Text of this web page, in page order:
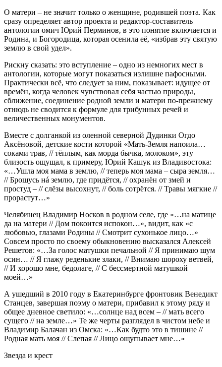
О матери – не значит только о женщине, родившей поэта. Как
сразу определяет автор проекта и редактор-составитель
антологии омич Юрий Перминов, в это понятие включается и
Родина, и Богородица, которая осенила её, «избрав эту святую
землю в свой удел».
Рискну сказать: это вступление – одно из немногих мест в
антологии, которые могут показаться излишне пафосными.
Практически всё, что следует за ним, показывает: идущее от
времён, когда человек чувствовал себя частью природы,
сближение, соединение родной земли и матери по-прежнему
отнюдь не сводится к формуле для трибунных речей и
величественных монументов.
Вместе с долганкой из оленной северной Дудинки Огдо
Аксёновой, детские кости которой «Мать-Земля напоила…
соками трав, // тёплым, как морда бычка, молоком», эту
близость ощущал, к примеру, Юрий Кашук из Владивостока:
«…Ушла моя мама в землю, // теперь моя мама – сыра земля…
// Брошусь нá землю, где придётся, // охранён от змей и
простуд – // слёзы высохнут, // боль сотрётся. // Травы мягкие //
прорастут…»
Челябинец Владимир Носков в родном селе, где «…на матице
да на матери // Дом покоится испокон…», видит, как «с
любовью, глазами Родины // Смотрит сухонькое лицо…»
Совсем просто по своему обыкновению высказался Алексей
Решетов: «…За голос матушки печальной // Я принимаю шум
осин… // Я глажу реденькие злаки, // Внимаю шороху ветвей,
// И хорошо мне, бедолаге, // С бессмертной матушкой
моей…»
А ушедший в 2010 году в Екатеринбурге фронтовик Венедикт
Станцев, завершая поэму о матери, прибавил к этому ряду и
общее дневное светило: «…солнце над всем – // мать всего
сущего // на земле…» Те же черты разглядел в чистом небе и
Владимир Балачан из Омска: «…Как будто это в тишине //
Родная мать моя // Слепая // Лицо ощупывает мне…»
Звезда и крест